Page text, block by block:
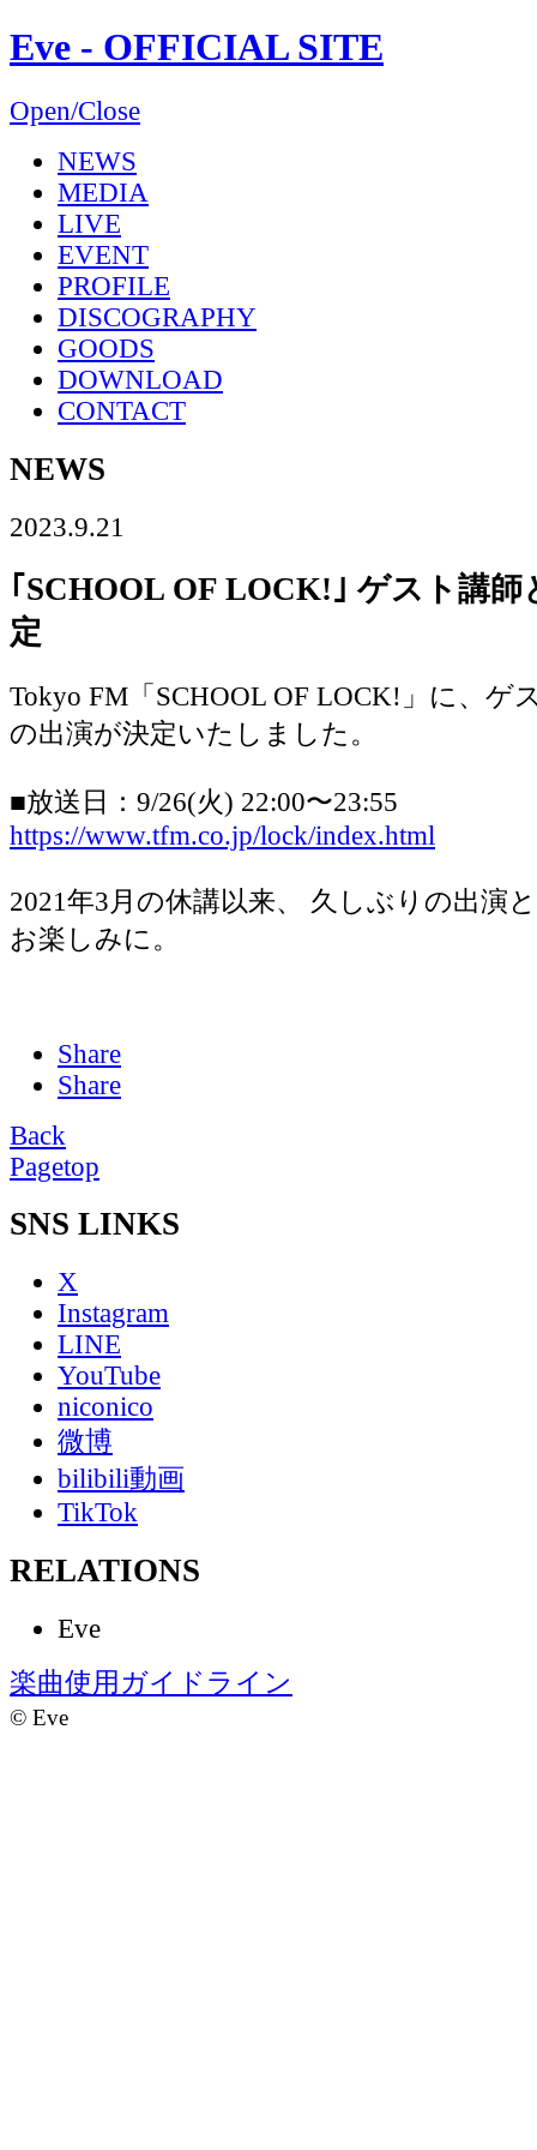
Eve - OFFICIAL SITE
Open/Close
NEWS
MEDIA
LIVE
EVENT
PROFILE
DISCOGRAPHY
GOODS
DOWNLOAD
CONTACT
NEWS
2023.9.21
｢SCHOOL OF LOCK!｣ ゲスト講師
定
Tokyo FM「SCHOOL OF LOCK!」に、ゲ
の出演が決定いたしました。
■放送日：9/26(火) 22:00〜23:55
https://www.tfm.co.jp/lock/index.html
2021年3月の休講以来、 久しぶりの出演
お楽しみに。
Share
Share
Back
Pagetop
SNS LINKS
X
Instagram
LINE
YouTube
niconico
微博
bilibili動画
TikTok
RELATIONS
Eve
楽曲使用ガイドライン
© Eve